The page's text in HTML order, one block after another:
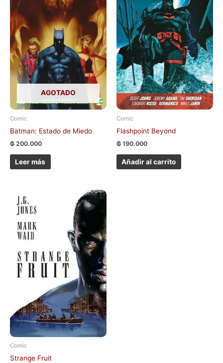
AGOTADO
Comic
Batman: Estado de Miedo
₲ 200.000
Leer más
Comic
Flashpoint Beyond
₲ 190.000
Añadir al carrito
Comic
Strange Fruit